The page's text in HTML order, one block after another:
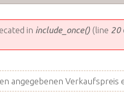
in include_once()(line 20
angegebenen Verkaufspreis